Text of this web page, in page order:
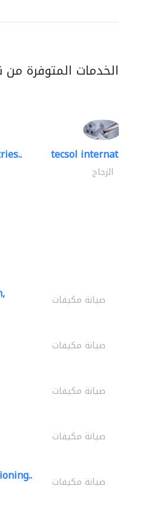
الخدمات المتوفرة
tecsol
الزجاج
صيانة مكيفات
صيانة مكيفات
صيانة مكيفات
صيانة مكيفات
صيانة مكيفات